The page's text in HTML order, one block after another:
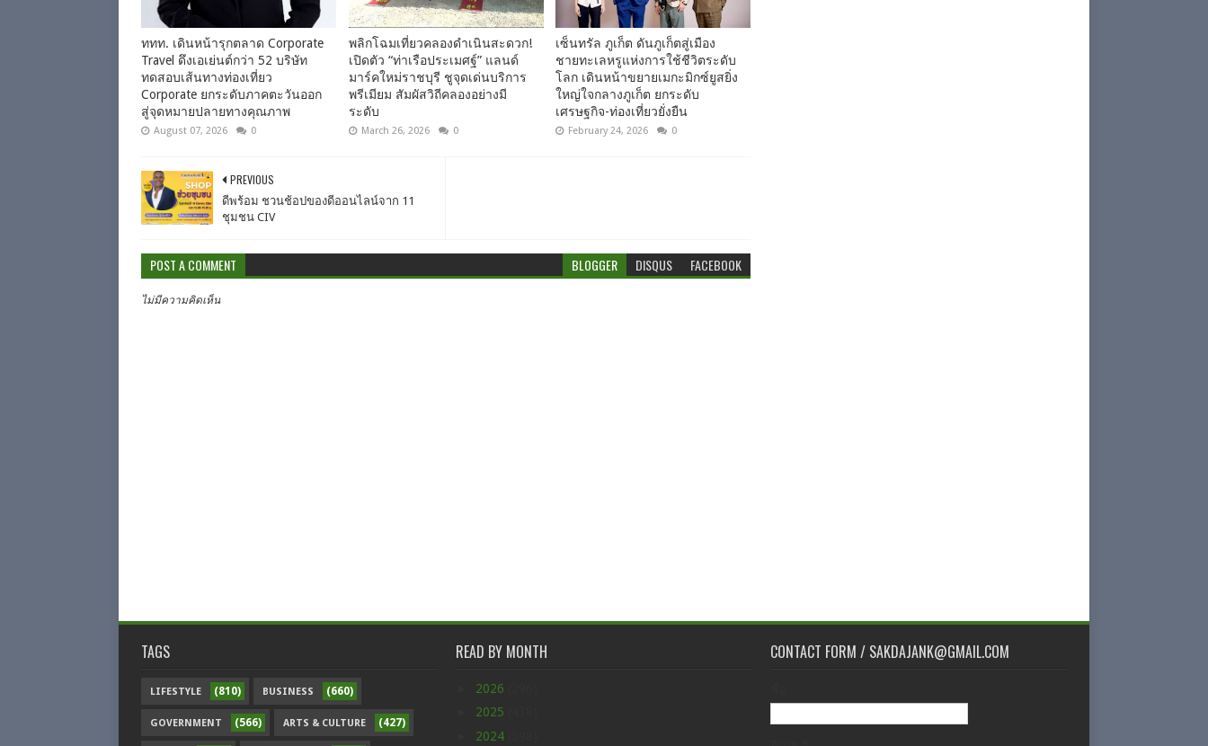
ททท. เดินหน้ารุกตลาด Corporate
Travel ดึงเอเย่นต์กว่า 52 บริษัท
ทดสอบเส้นทางท่องเที่ยว
Corporate ยกระดับภาคตะวันออก
สู่จุดหมายปลายทางคุณภาพ
August 07, 2026 0
พลิกโฉมเที่ยวคลองดำเนินสะดวก!
เปิดตัว “ท่าเรือประเมศฐ์” แลนด์
มาร์คใหม่ราชบุรี ชูจุดเด่นบริการ
พรีเมียม สัมผัสวิถีคลองอย่างมี
ระดับ
March 26, 2026 0
เซ็นทรัล ภูเก็ต ดันภูเก็ตสู่เมือง
ชายทะเลหรูแห่งการใช้ชีวิตระดับ
โลก เดินหน้าขยายเมกะมิกซ์ยูสยิ่ง
ใหญ่ใจกลางภูเก็ต ยกระดับ
เศรษฐกิจ-ท่องเที่ยวยั่งยืน
February 24, 2026 0
PREVIOUS
ดีพร้อม ชวนช้อปของดีออนไลน์จาก 11
ชุมชน CIV
POST A COMMENT BLOGGER DISQUS FACEBOOK
ไม่มีความคิดเห็น
TAGS
LIFESTYLE (810) BUSINESS (660)
GOVERNMENT (566) ARTS & CULTURE (427)
READ BY MONTH
2026
2025
2024
CONTACT FORM / SAKDAJANK@GMAIL.COM